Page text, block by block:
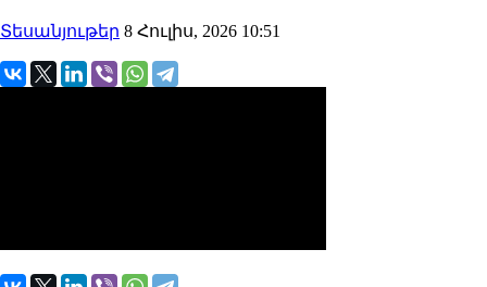
Տեսանյութեր 8 Հուլիս, 2026 10:51